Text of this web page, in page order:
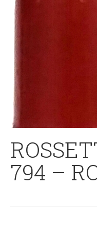
794 –